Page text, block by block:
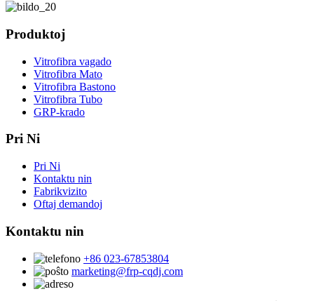
Produktoj
Vitrofibra vagado
Vitrofibra Mato
Vitrofibra Bastono
Vitrofibra Tubo
GRP-krado
Pri Ni
Pri Ni
Kontaktu nin
Fabrikvizito
Oftaj demandoj
Kontaktu nin
+86 023-67853804
marketing@frp-cqdj.com